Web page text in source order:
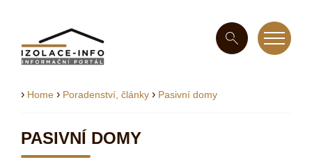
› Home › Poradenství, články › Pasivní domy
PASIVNÍ DOMY